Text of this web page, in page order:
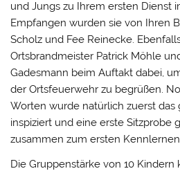
und Jungs zu Ihrem ersten Dienst
Empfangen wurden sie von Ihren
Scholz und Fee Reinecke.
Ortsbrandmeister Patrick Möhle
Gadesmann beim Auftakt dabei,
der Ortsfeuerwehr zu begrüßen.
Worten wurde natürlich zuerst das
inspiziert und eine erste Sitzprobe
zusammen zum ersten
Die Gruppenstärke von 10